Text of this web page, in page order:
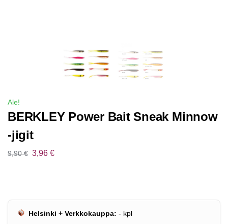
Ale!
BERKLEY Power Bait Sneak Minnow
-jigit
9,90€ 3,96 €
Helsinki + Verkkokauppa: - kpl